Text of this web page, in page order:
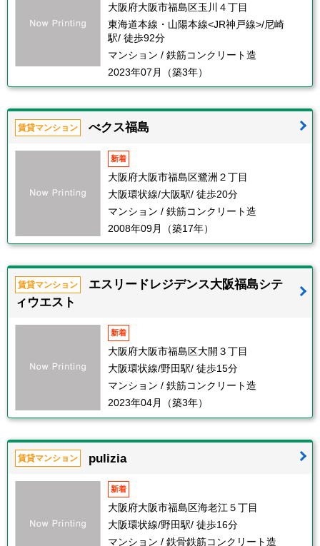
大阪府大阪市福島区玉川４丁目
東海道本線・山陽本線<JR神戸線>/尼崎
駅/ 徒歩92分
マンション / 鉄筋コンクリート造
2023年07月（築3年）
賃貸マンション べクス福島
新着
大阪府大阪市福島区鷺洲２丁目
大阪環状線/大阪駅/ 徒歩20分
マンション / 鉄筋コンクリート造
2008年09月（築17年）
賃貸マンション
エスリードレジデンス大阪福島シテ
ィウエスト
新着
大阪府大阪市福島区大開３丁目
大阪環状線/野田駅/ 徒歩15分
マンション / 鉄筋コンクリート造
2023年04月（築3年）
賃貸マンション pulizia
新着
大阪府大阪市福島区海老江５丁目
大阪環状線/野田駅/ 徒歩16分
マンション / 鉄骨鉄筋コンクリート造